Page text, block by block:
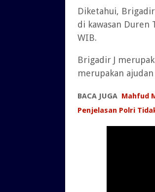
Diketahui,
di kawasan Duren
WIB.
Brigadir J
merupakan
BACA JUGA Mahfud
Penjelasan Polri